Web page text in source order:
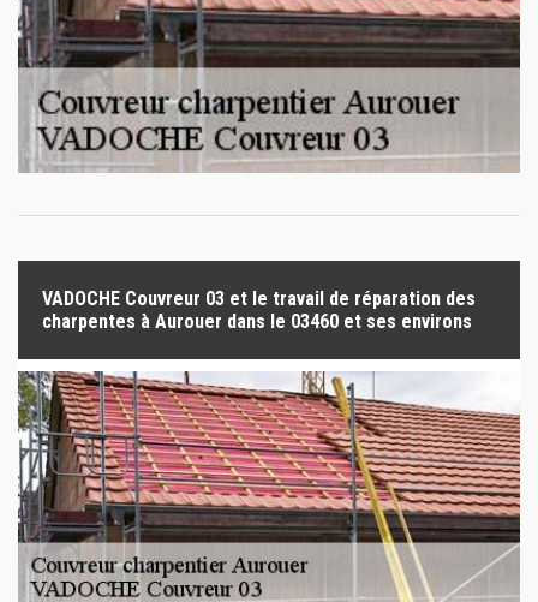
VADOCHE Couvreur 03 et le travail de réparation des
charpentes à Aurouer dans le 03460 et ses environs